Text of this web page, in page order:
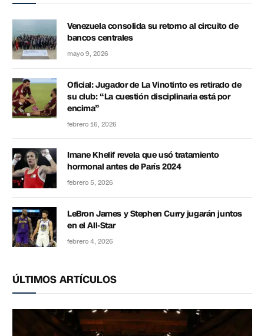
Venezuela consolida su retorno al circuito de
bancos centrales
mayo 9, 2026
Oficial: Jugador de La Vinotinto es retirado de
su club: “La cuestión disciplinaria está por
encima”
febrero 16, 2026
Imane Khelif revela que usó tratamiento
hormonal antes de París 2024
febrero 5, 2026
LeBron James y Stephen Curry jugarán juntos
en el All-Star
febrero 4, 2026
ÚLTIMOS ARTÍCULOS